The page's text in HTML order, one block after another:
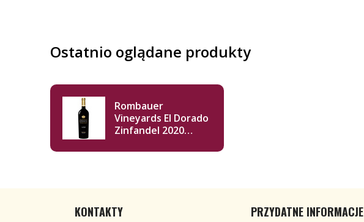
Ostatnio oglądane produkty
Rombauer
Vineyards El Dorado
Zinfandel 2020
KONTAKTY PRZYDATNE INFORMACJE